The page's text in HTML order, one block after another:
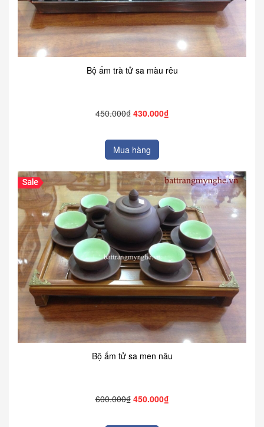
Bộ ấm trà tử sa màu rêu
450.000₫ 430.000₫
Mua hàng
Bộ ấm tử sa men nâu
600.000₫ 450.000₫